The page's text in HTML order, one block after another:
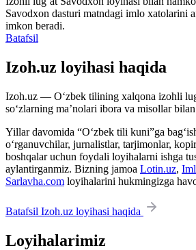
Savodxon dasturi matndagi imlo xatolarini
imkon beradi.
Batafsil
Izoh.uz loyihasi haqida
Izoh.uz — O‘zbek tilining xalqona izohli
so‘zlarning ma’nolari ibora va misollar
Yillar davomida “O‘zbek tili kuni”ga
o‘rganuvchilar, jurnalistlar, tarjimonlar,
boshqalar uchun foydali loyihalarni ishga
aylantirganmiz. Bizning jamoa Lotin.uz,
Sarlavha.com loyihalarini hukmingizga
Batafsil Izoh.uz loyihasi haqida
Loyihalarimiz